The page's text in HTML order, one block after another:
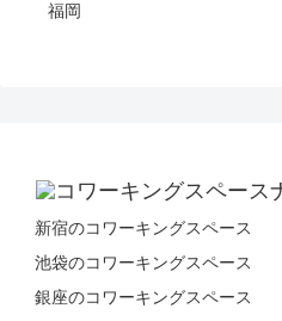
福岡
新宿のコワーキングスペース
池袋のコワーキングスペース
銀座のコワーキングスペース